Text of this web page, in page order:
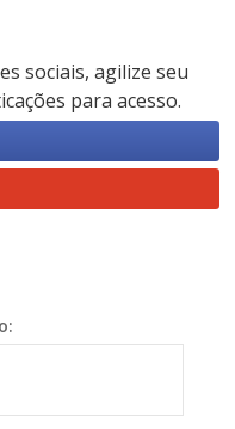
sociais, agilize seu
para acesso.